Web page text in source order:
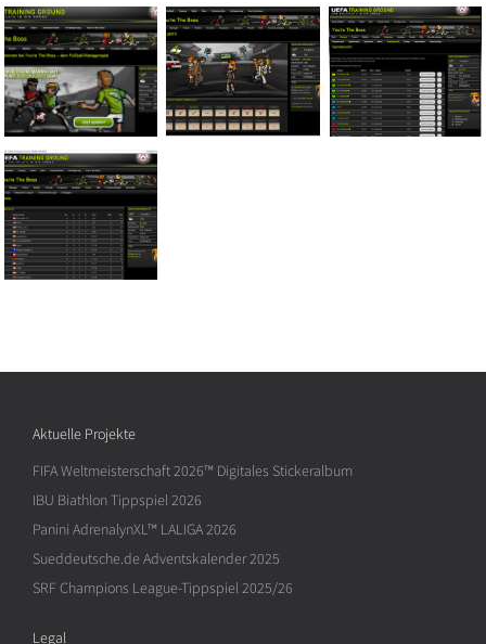
Aktuelle Projekte
FIFA Weltmeisterschaft 2026™ Digitales Stickeralbum
IBU Biathlon Tippspiel 2026
Panini AdrenalynXL™ LALIGA 2026
Sueddeutsche.de Adventskalender 2025
SRF Champions League-Tippspiel 2025/26
Legal